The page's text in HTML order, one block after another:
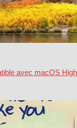
avec macOS